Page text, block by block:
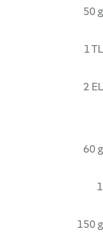
50 g
1 TL
2 EL
60 g
1
150 g